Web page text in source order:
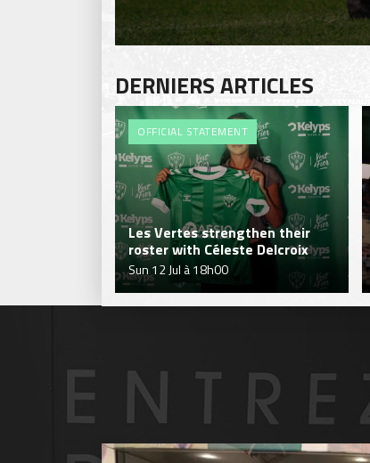
DERNIERS ARTICLES
OFFICIAL STATEMENT
Les Vertes strengthen their
roster with Céleste Delcroix
Sun 12 Jul à 18h00